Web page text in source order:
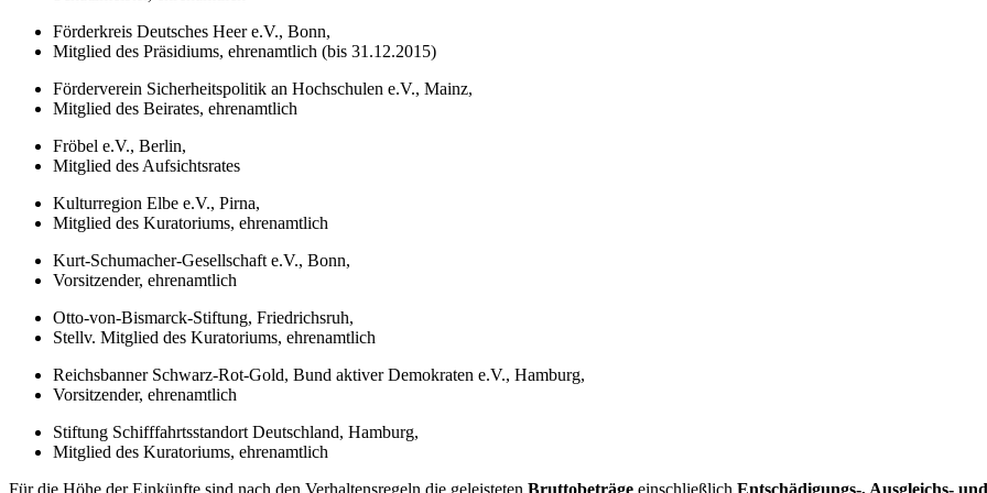
Förderkreis Deutsches Heer e.V., Bonn,
Mitglied des Präsidiums, ehrenamtlich (bis 31.12.2015)
Förderverein Sicherheitspolitik an Hochschulen e.V., Mainz,
Mitglied des Beirates, ehrenamtlich
Fröbel e.V., Berlin,
Mitglied des Aufsichtsrates
Kulturregion Elbe e.V., Pirna,
Mitglied des Kuratoriums, ehrenamtlich
Kurt-Schumacher-Gesellschaft e.V., Bonn,
Vorsitzender, ehrenamtlich
Otto-von-Bismarck-Stiftung, Friedrichsruh,
Stellv. Mitglied des Kuratoriums, ehrenamtlich
Reichsbanner Schwarz-Rot-Gold, Bund aktiver Demokraten e.V., Hamburg,
Vorsitzender, ehrenamtlich
Stiftung Schifffahrtsstandort Deutschland, Hamburg,
Mitglied des Kuratoriums, ehrenamtlich